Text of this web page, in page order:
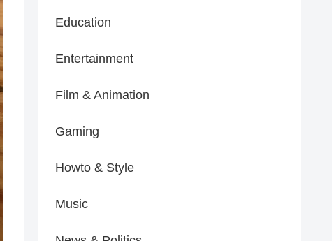
Education
Entertainment
Film & Animation
Gaming
Howto & Style
Music